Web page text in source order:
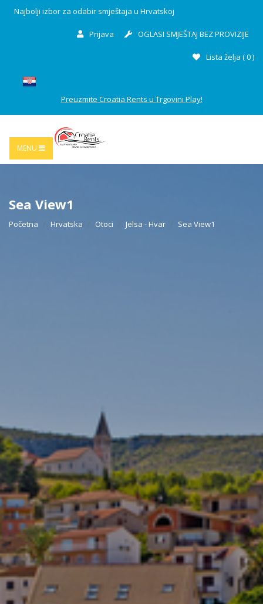
Najbolji izbor za odabir smještaja u Hrvatskoj
Prijava OGLASI SMJEŠTAJ BEZ PROVIZIJE
Lista želja (0)
Preuzmite Croatia Rents u Trgovini Play!
MENU
Sea View1
Početna Hrvatska Otoci Jelsa - Hvar Sea View1